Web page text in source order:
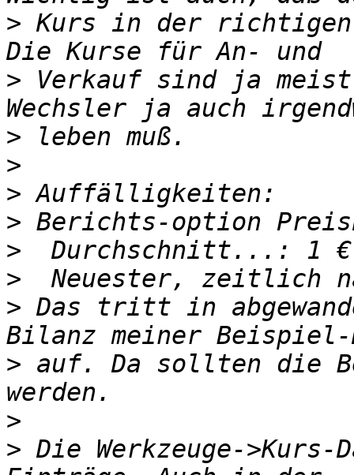
> Kurs in der richtigen
> Verkauf sind ja
>
>
>
>
>
>
> Das tritt in
> auf. Da sollten die
>
> Die Werkzeuge-